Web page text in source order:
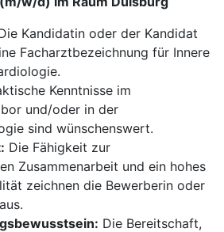
Kandidatin oder der Kandidat
Facharztbezeichnung für Innere
Kenntnisse im
und/oder in der
sind wünschenswert.
Die Fähigkeit zur
Zusammenarbeit und ein hohes
zeichnen die Bewerberin oder
Die Bereitschaft,